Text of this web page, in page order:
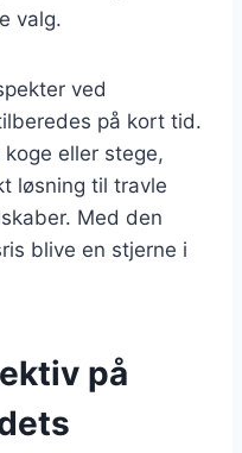
valg.
ved
på kort tid.
eller stege,
løsning til travle
Med den
blive en stjerne i
på